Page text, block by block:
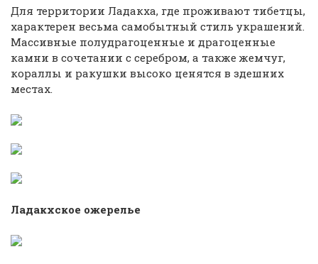
Для территории Ладакха, где проживают тибетцы,
характерен весьма самобытный стиль украшений.
Массивные полудрагоценные и драгоценные
камни в сочетании с серебром, а также жемчуг,
кораллы и ракушки высоко ценятся в здешних
местах.
Ладакхское ожерелье